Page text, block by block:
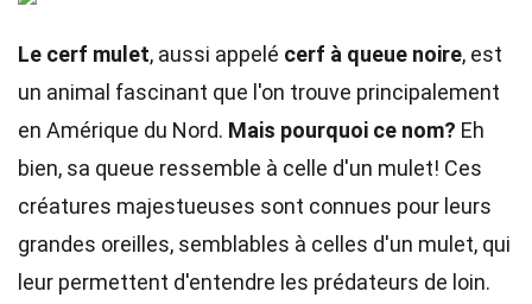
Le cerf mulet, aussi appelé cerf à queue noire, est
un animal fascinant que l'on trouve principalement
en Amérique du Nord. Mais pourquoi ce nom? Eh
bien, sa queue ressemble à celle d'un mulet! Ces
créatures majestueuses sont connues pour leurs
grandes oreilles, semblables à celles d'un mulet, qui
leur permettent d'entendre les prédateurs de loin.